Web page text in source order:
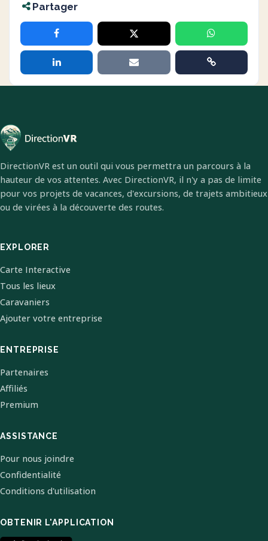
Partager
DirectionVR est un outil qui vous permettra un parcours à la
hauteur de vos attentes. Avec DirectionVR, il n'y a pas de limite
pour vos projets de vacances, d'excursions, de trajets ambitieux
ou de virées à la découverte des routes.
EXPLORER
Carte Interactive
Tous les lieux
Caravaniers
Ajouter votre entreprise
ENTREPRISE
Partenaires
Affiliés
Premium
ASSISTANCE
Pour nous joindre
Confidentialité
Conditions d'utilisation
OBTENIR L'APPLICATION